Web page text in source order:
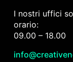
I nostri uffici
orario:
09.00 – 18.00